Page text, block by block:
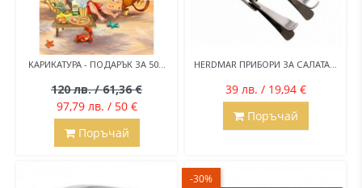
KАРИКАТУРА - ПОДАРЪК ЗА 50...
120 лв. / 61,36 €
97,79 лв. / 50 €
Поръчай
HERDMAR ПРИБОРИ ЗА САЛАТА...
39 лв. / 19,94 €
Поръчай
-30%